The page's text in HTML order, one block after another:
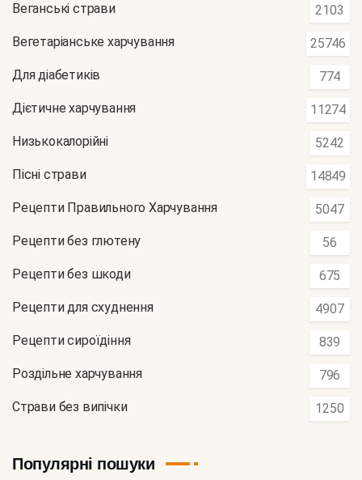
Веганські страви 2103
Вегетаріанське харчування 25746
Для діабетиків 774
Дієтичне харчування 11274
Низькокалорійні 5242
Пісні страви 14849
Рецепти Правильного Харчування 5047
Рецепти без глютену 56
Рецепти без шкоди 675
Рецепти для схуднення 4907
Рецепти сироїдіння 839
Роздільне харчування 796
Страви без випічки 1250
Популярні пошуки